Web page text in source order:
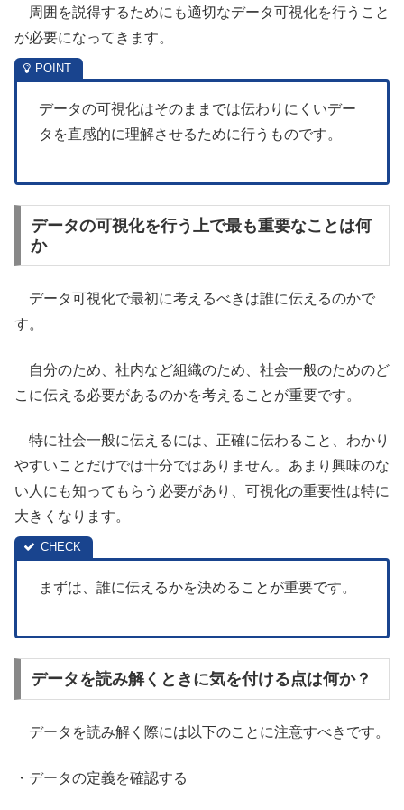
周囲を説得するためにも適切なデータ可視化を行うこと
が必要になってきます。
データの可視化はそのままでは伝わりにくいデー
タを直感的に理解させるために行うものです。
データの可視化を行う上で最も重要なことは何
か
データ可視化で最初に考えるべきは誰に伝えるのかで
す。
自分のため、社内など組織のため、社会一般のためのど
こに伝える必要があるのかを考えることが重要です。
特に社会一般に伝えるには、正確に伝わること、わかり
やすいことだけでは十分ではありません。あまり興味のな
い人にも知ってもらう必要があり、可視化の重要性は特に
大きくなります。
まずは、誰に伝えるかを決めることが重要です。
データを読み解くときに気を付ける点は何か？
データを読み解く際には以下のことに注意すべきです。
・データの定義を確認する